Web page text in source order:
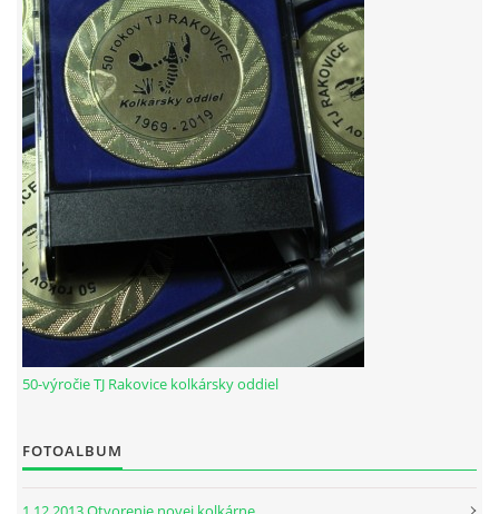
HODOVÝ TURNAJ
VIDEÁ Z RAKOVÍC
GPS SÚRADNICE
REKORDY NA KOLKÁRNI TJ RAKOVICE
Telovýchovná jednota Rakovice
Rakovice 220
922 08
Slovensko
50-výročie TJ Rakovice kolkársky oddiel
FOTOALBUM